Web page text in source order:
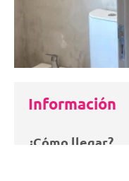
Información
¿Cómo llegar?